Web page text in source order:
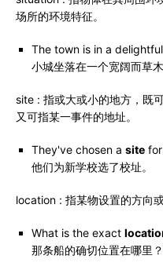
场所的环境特征。
The town is in a delightful
小城坐落在一个宽阔而草
site : 指或大或小的地方，既
又可指某一事件的地址。
They've chosen a site
他们为新学校选了校址。
location : 指某物设置的方向或
What is the exact
那条船的确切位置在哪里？